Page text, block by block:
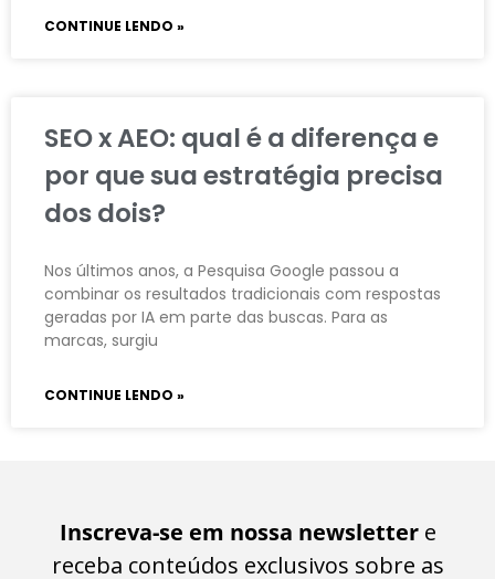
CONTINUE LENDO »
SEO x AEO: qual é a diferença e
por que sua estratégia precisa
dos dois?
Nos últimos anos, a Pesquisa Google passou a
combinar os resultados tradicionais com respostas
geradas por IA em parte das buscas. Para as
marcas, surgiu
CONTINUE LENDO »
Inscreva-se em nossa newslettere
receba conteúdos exclusivos sobre as